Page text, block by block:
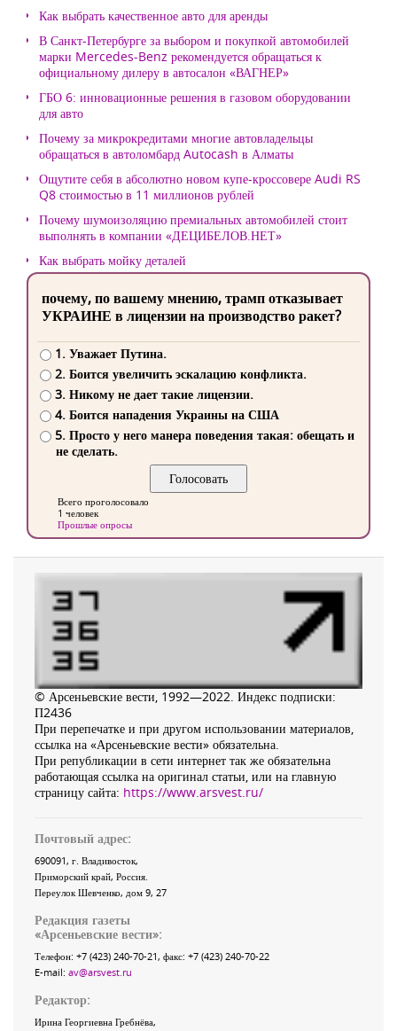
Как выбрать качественное авто для аренды
В Санкт-Петербурге за выбором и покупкой автомобилей
марки Mercedes-Benz рекомендуется обращаться к
официальному дилеру в автосалон «ВАГНЕР»
ГБО 6: инновационные решения в газовом оборудовании
для авто
Почему за микрокредитами многие автовладельцы
обращаться в автоломбард Autocash в Алматы
Ощутите себя в абсолютно новом купе-кроссовере Audi RS
Q8 стоимостью в 11 миллионов рублей
Почему шумоизоляцию премиальных автомобилей стоит
выполнять в компании «ДЕЦИБЕЛОВ.НЕТ»
Как выбрать мойку деталей
почему, по вашему мнению, трамп отказывает
УКРАИНЕ в лицензии на производство ракет?
1. Уважает Путина.
2. Боится увеличить эскалацию конфликта.
3. Никому не дает такие лицензии.
4. Боится нападения Украины на США
5. Просто у него манера поведения такая: обещать и
не сделать.
Всего проголосовало
1 человек
Прошлые опросы
© Арсеньевские вести, 1992—2022. Индекс подписки:
П2436
При перепечатке и при другом использовании материалов,
ссылка на «Арсеньевские вести» обязательна.
При републикации в сети интернет так же обязательна
работающая ссылка на оригинал статьи, или на главную
страницу сайта: https://www.arsvest.ru/
Почтовый адрес:
690091, г. Владивосток,
Приморский край, Россия
Переулок Шевченко, дом 9, 27
Редакция газеты
«Арсеньевские вести»:
Телефон: +7 (423) 240-70-21, факс: +7 (423) 240-70-22
E-mail: av@arsvest.ru
Редактор:
Ирина Георгиевна Гребнёва,